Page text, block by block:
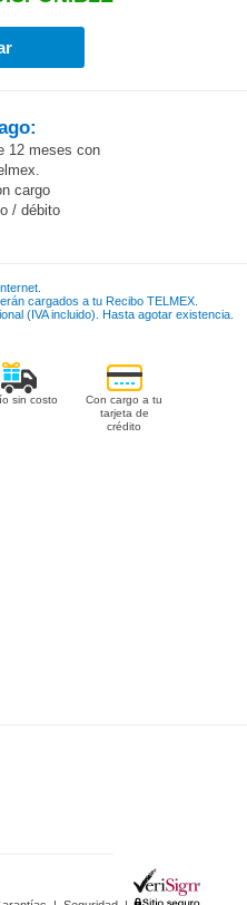
12 meses con
cargo
/ débito
cargados a tu Recibo TELMEX.
(IVA incluido). Hasta agotar existencia.
sin costo
Con cargo a tu
tarjeta de
crédito